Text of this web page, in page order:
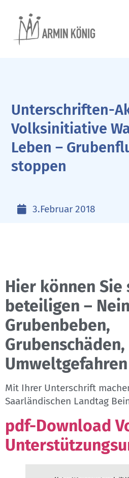
Unterschriften-
Volksinitiative
Leben –
stoppen
3.Februar 2018
Hier können Sie
beteiligen –
Grubenbeben,
Grubenschäden,
Umweltgefahren
Mit Ihrer Unterschrift
Saarländischen Landtag
pdf-Download